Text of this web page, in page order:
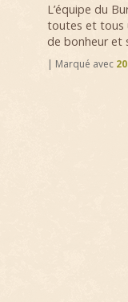
L’équipe du
toutes et tous
de bonheur et
| Marqué avec